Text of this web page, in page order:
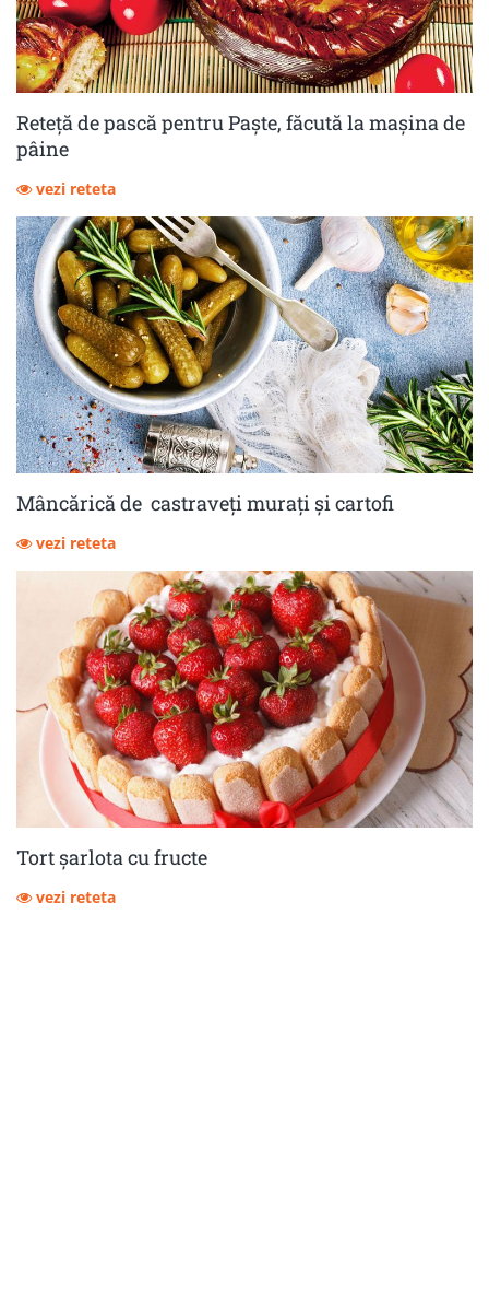
Reteță de pască pentru Paște, făcută la mașina de
pâine
vezi reteta
Mâncărică de castraveţi muraţi şi cartofi
vezi reteta
Tort șarlota cu fructe
vezi reteta